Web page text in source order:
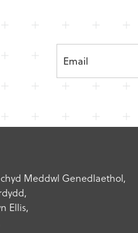
Meddwl Genedlaethol,
Ellis,